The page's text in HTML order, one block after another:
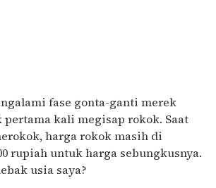
fase gonta-ganti merek
kali megisap rokok. Saat
harga rokok masih di
rupiah untuk harga sebungkusnya.
usia saya?